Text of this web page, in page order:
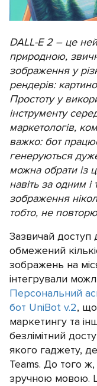
DALL-E 2 – це
природною,
зображення у
рендерів:
Простоту у
інструменту
маркетологів,
важко: бот
генеруються
можна обрати із
навіть за одним
зображення
тобто, не
Зазвичай доступ
обмежений
зображень на
інтегрували
Персональний
бот UniBot v.2,
маркетингу та
безлімітний
якого гаджету,
Teams. До того
зручною мовою.